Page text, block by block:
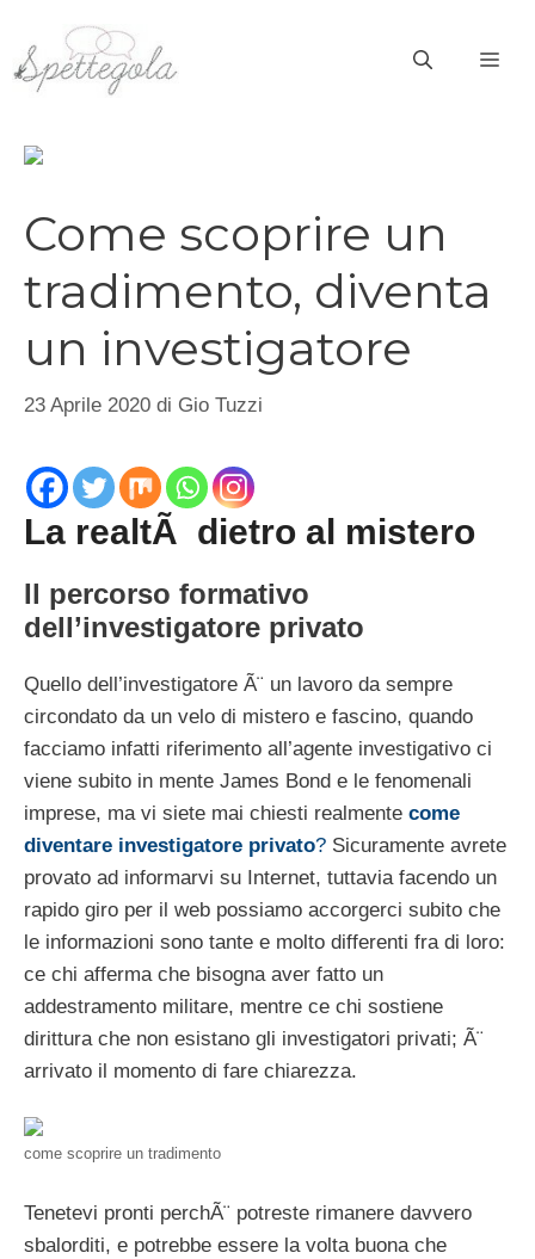
contenuto
Come scoprire un
tradimento, diventa
un investigatore
23 Aprile 2020 di Gio Tuzzi
La realtÃ dietro al mistero
Il percorso formativo
dell’investigatore privato
Quello dell’investigatore Ã¨ un lavoro da sempre
circondato da un velo di mistero e fascino, quando
facciamo infatti riferimento all’agente investigativo ci
viene subito in mente James Bond e le fenomenali
imprese, ma vi siete mai chiesti realmente come
diventare investigatore privato? Sicuramente avrete
provato ad informarvi su Internet, tuttavia facendo un
rapido giro per il web possiamo accorgerci subito che
le informazioni sono tante e molto differenti fra di loro:
ce chi afferma che bisogna aver fatto un
addestramento militare, mentre ce chi sostiene
dirittura che non esistano gli investigatori privati; Ã¨
arrivato il momento di fare chiarezza.
come scoprire un tradimento
Tenetevi pronti perchÃ¨ potreste rimanere davvero
sbalorditi, e potrebbe essere la volta buona che